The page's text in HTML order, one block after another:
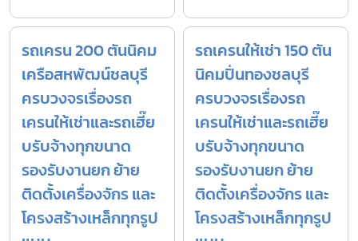
รถเครน 200 ตันนิคม
เครือสหพัฒน์ชลบุรี
ครบวงจรเรื่องรถ
เครนให้เช่าและรถเฮี๊ย
บรับจ้างทุกขนาด
รองรับงานยก ย้าย
ติดตั้งเครื่องจักร และ
โครงสร้างเหล็กทุกรูป
รถเครนให้เช่า 150 ตัน
นิคมปิ่นทองชลบุรี
ครบวงจรเรื่องรถ
เครนให้เช่าและรถเฮี๊ย
บรับจ้างทุกขนาด
รองรับงานยก ย้าย
ติดตั้งเครื่องจักร และ
โครงสร้างเหล็กทุกรูป